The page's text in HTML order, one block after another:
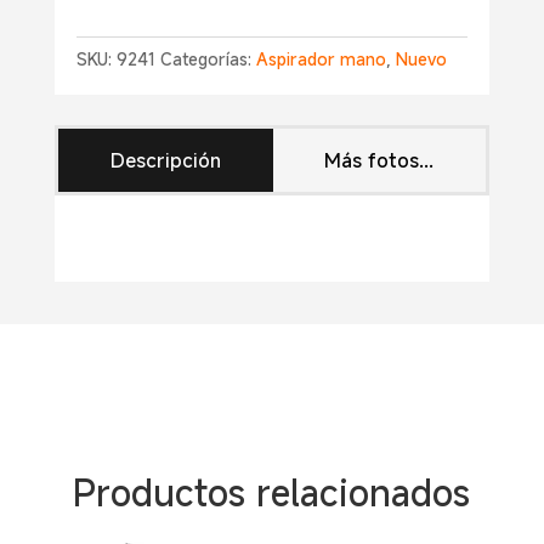
SKU: 9241 Categorías: Aspirador mano, Nuevo
Descripción Más fotos...
Productos relacionados